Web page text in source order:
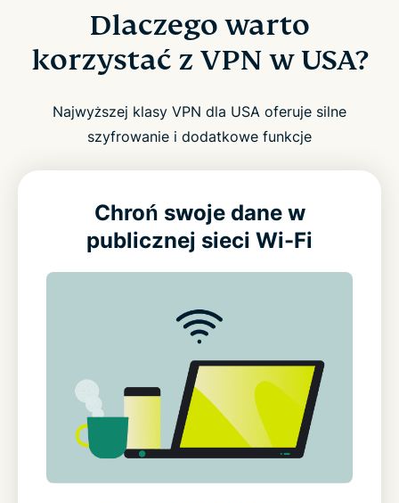
Dlaczego warto
korzystać z VPN w USA?
Najwyższej klasy VPN dla USA oferuje silne
szyfrowanie i dodatkowe funkcje
Chroń swoje dane w
publicznej sieci Wi-Fi